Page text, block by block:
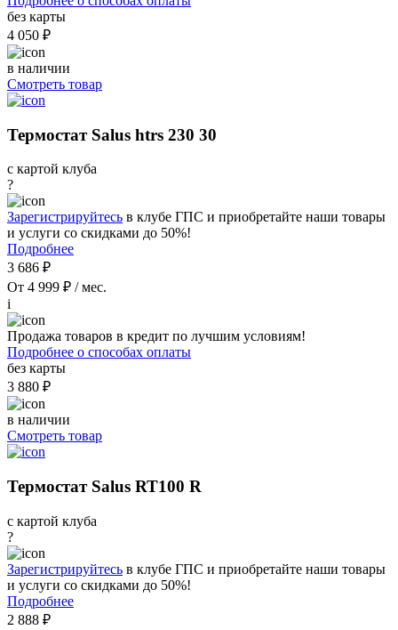
без карты
4 050 ₽
в наличии
Смотреть товар
Термостат Salus htrs 230 30
с картой клуба
?
Зарегистрируйтесь в клубе ГПС и приобретайте наши товары
и услуги со скидками до 50%!
Подробнее
3 686 ₽
От 4 999 ₽ / мес.
i
Продажа товаров в кредит по лучшим условиям!
Подробнее о способах оплаты
без карты
3 880 ₽
в наличии
Смотреть товар
Термостат Salus RT100 R
с картой клуба
?
Зарегистрируйтесь в клубе ГПС и приобретайте наши товары
и услуги со скидками до 50%!
Подробнее
2 888 ₽